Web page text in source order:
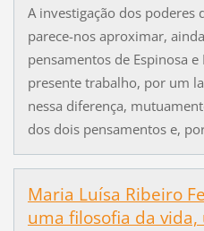
A investigação dos poderes
parece-nos aproximar,
pensamentos de Espinosa
presente trabalho, por um
nessa diferença,
dos dois pensamentos e,
Maria Luísa Ribeiro
uma filosofia da